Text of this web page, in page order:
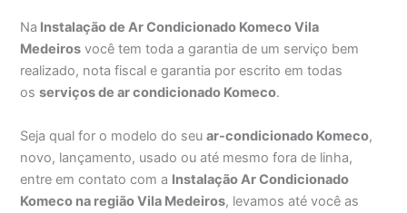
Na Instalação de Ar Condicionado Komeco Vila
Medeiros você tem toda a garantia de um serviço bem
realizado, nota fiscal e garantia por escrito em todas
osserviços de ar condicionado Komeco.
Seja qual for o modelo do seuar-condicionado Komeco,
novo, lançamento, usado ou até mesmo fora de linha,
entre em contato com a Instalação Ar Condicionado
Komeco na região Vila Medeiros, levamos até você as